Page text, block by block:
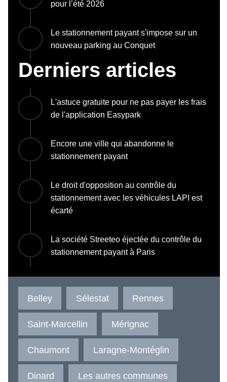
pour l’été 2026
Le stationnement payant s'impose sur un
nouveau parking au Conquet
Derniers articles
L'astuce gratuite pour ne pas payer les frais
de l'application Easypark
Encore une ville qui abandonne le
stationnement payant
Le droit d'opposition au contrôle du
stationnement avec les véhicules LAPI est
écarté
La société Streeteo éjectée du contrôle du
stationnement payant à Paris
Belley Sélestat Rennes
Saint-Marcellin Mérignac
Chaumont Laragne-Montéglin
Dinard Les autres communes